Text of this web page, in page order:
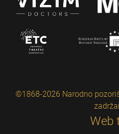
©1868-2026 Narodno
Web